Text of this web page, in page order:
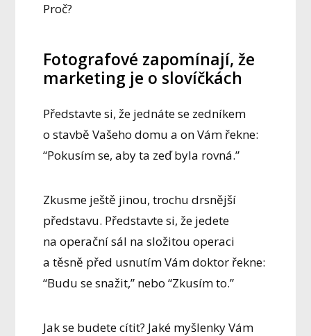
Proč?
Fotografové zapomínají, že
marketing je o slovíčkách
Představte si, že jednáte se zedníkem
o stavbě Vašeho domu a on Vám řekne:
“Pokusím se, aby ta zeď byla rovná.”
Zkusme ještě jinou, trochu drsnější
představu. Představte si, že jedete
na operační sál na složitou operaci
a těsně před usnutím Vám doktor řekne:
“Budu se snažit,” nebo “Zkusím to.”
Jak se budete cítit? Jaké myšlenky Vám